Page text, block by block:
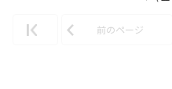
前のページ